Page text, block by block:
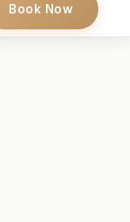
Book Now